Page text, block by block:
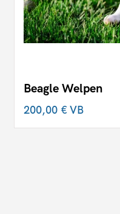
Beagle Welpen
200,00 €VB